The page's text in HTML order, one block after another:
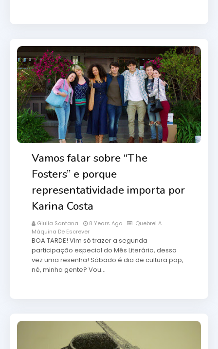
Vamos falar sobre “The
Fosters” e porque
representatividade importa por
Karina Costa
Giulia Santana 8 Years Ago
Quebrei A
Máquina De Escrever
BOA TARDE! Vim só trazer a segunda
participação especial do Mês Literário, dessa
vez uma resenha! Sábado é dia de cultura pop,
né, minha gente? Vou…